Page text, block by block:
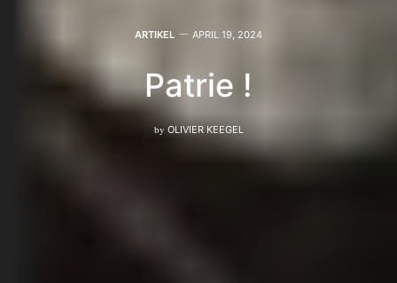
ARTIKEL APRIL 19, 2024
Patrie !
by OLIVIER KEEGEL